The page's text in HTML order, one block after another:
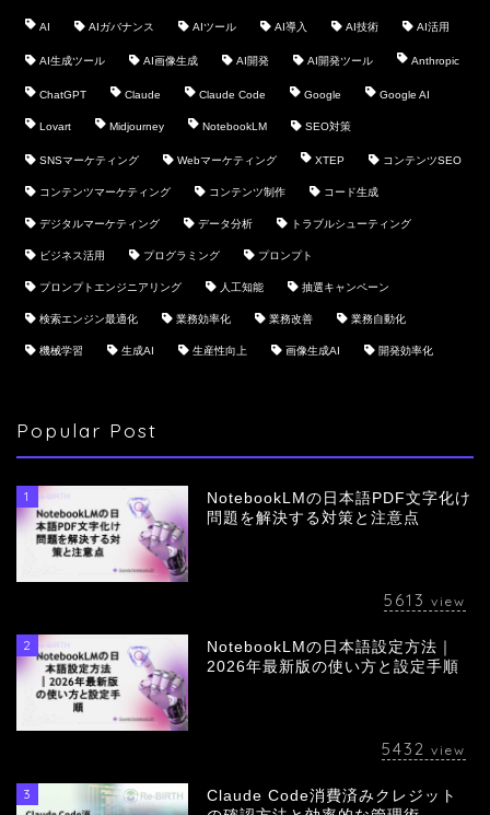
AI AIガバナンス AIツール AI導入 AI技術 AI活用
AI生成ツール AI画像生成 AI開発 AI開発ツール Anthropic
ChatGPT Claude Claude Code Google Google AI
Lovart Midjourney NotebookLM SEO対策
SNSマーケティング Webマーケティング XTEP コンテンツSEO
コンテンツマーケティング コンテンツ制作 コード生成
デジタルマーケティング データ分析 トラブルシューティング
ビジネス活用 プログラミング プロンプト
プロンプトエンジニアリング 人工知能 抽選キャンペーン
検索エンジン最適化 業務効率化 業務改善 業務自動化
機械学習 生成AI 生産性向上 画像生成AI 開発効率化
Popular Post
1
NotebookLMの日本語PDF文字化け
問題を解決する対策と注意点
5613 view
2
NotebookLMの日本語設定方法｜
2026年最新版の使い方と設定手順
5432 view
3
Claude Code消費済みクレジット
会社概要
採用情報